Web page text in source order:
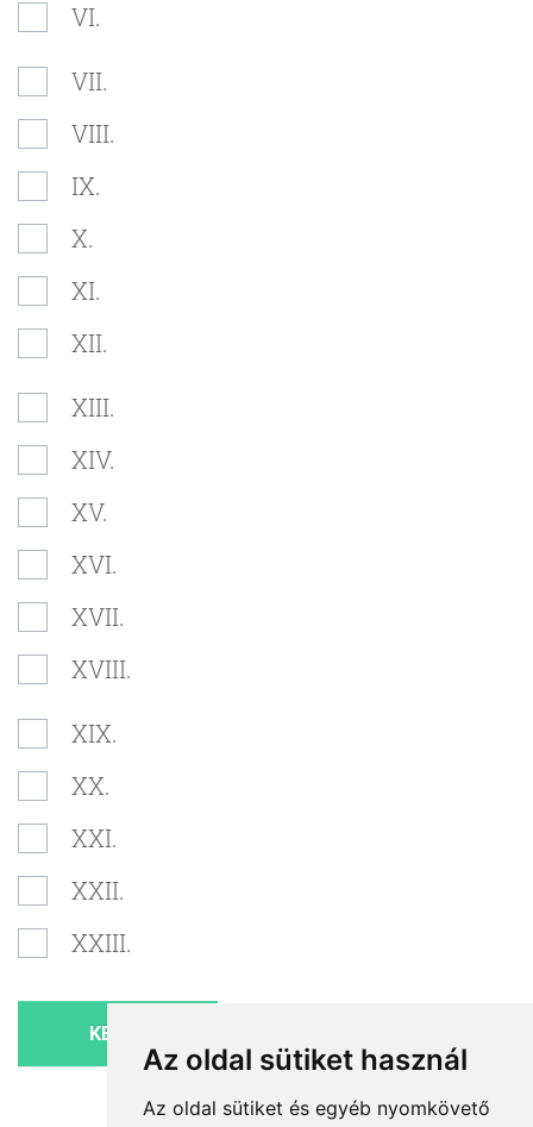
Az oldal sütiket használ
Az oldal sütiket és egyéb nyomkövető
VI.
VII.
VIII.
IX.
X.
XI.
XII.
XIII.
XIV.
XV.
XVI.
XVII.
XVIII.
XIX.
XX.
XXI.
XXII.
XXIII.
KERES